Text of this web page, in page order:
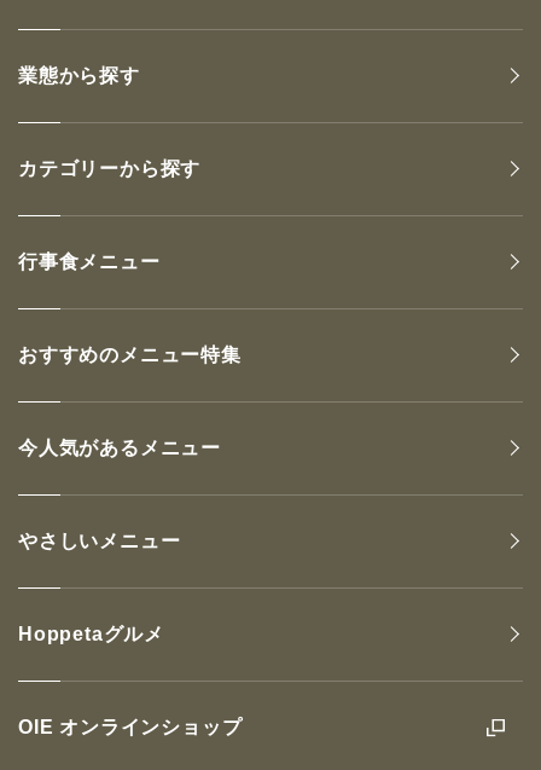
OIE オンラインショップ
業態から探す
カテゴリーから探す
行事食メニュー
おすすめのメニュー特集
今人気があるメニュー
やさしいメニュー
Hoppetaグルメ